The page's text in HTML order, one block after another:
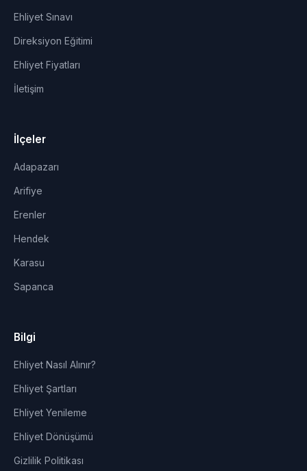
Ehliyet Sınavı
Direksiyon Eğitimi
Ehliyet Fiyatları
İletişim
İlçeler
Adapazarı
Arifiye
Erenler
Hendek
Karasu
Sapanca
Bilgi
Ehliyet Nasıl Alınır?
Ehliyet Şartları
Ehliyet Yenileme
Ehliyet Dönüşümü
Gizlilik Politikası